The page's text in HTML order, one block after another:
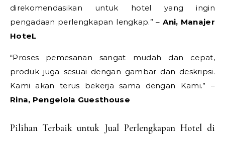
direkomendasikan untuk hotel yang ingin
pengadaan perlengkapan lengkap.” –Ani, Manajer
HoteL
“Proses pemesanan sangat mudah dan cepat,
produk juga sesuai dengan gambar dan deskripsi.
Kami akan terus bekerja sama dengan Kami.” –
Rina, Pengelola Guesthouse
Pilihan Terbaik untuk Jual Perlengkapan Hotel di